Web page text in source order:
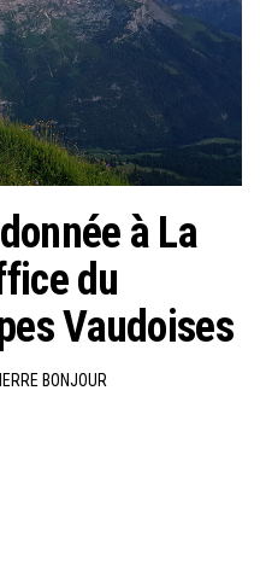
à La
du
Vaudoises
BONJOUR